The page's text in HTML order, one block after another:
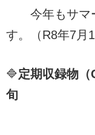
今年もサマー
す。（R8年7月
🔷定期収録物
旬